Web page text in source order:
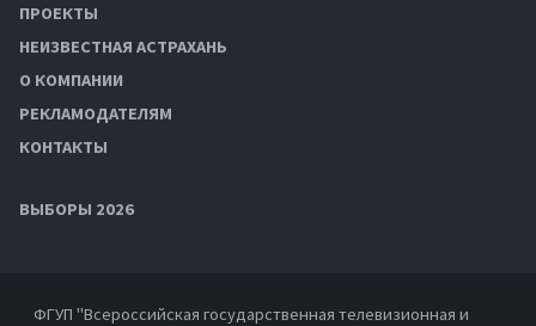
ПРОЕКТЫ
НЕИЗВЕСТНАЯ АСТРАХАНЬ
О КОМПАНИИ
РЕКЛАМОДАТЕЛЯМ
КОНТАКТЫ
ВЫБОРЫ 2026
ФГУП "Всероссийская государственная телевизионная и